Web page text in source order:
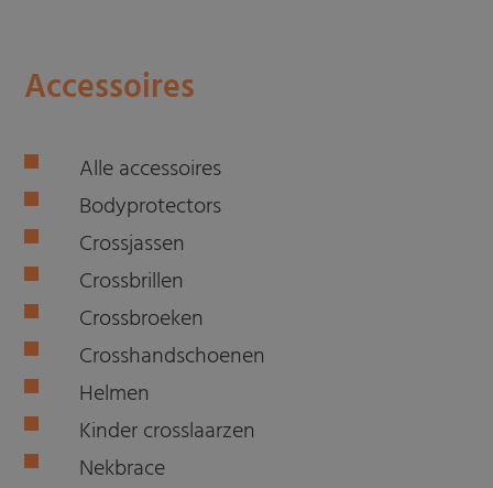
Accessoires
Alle accessoires
Bodyprotectors
Crossjassen
Crossbrillen
Crossbroeken
Crosshandschoenen
Helmen
Kinder crosslaarzen
Nekbrace